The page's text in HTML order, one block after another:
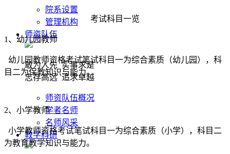
院系设置
管理机构
师资队伍
敢为人先 实事求是
志存高远 追求卓越
师资队伍概况
学者名师
名师风采
教学科研
考试科目一览
1、幼儿园教师
幼儿园教师资格考试笔试科目一为综合素质（幼儿园），科
目二为保教知识与能力。
2、小学教师
小学教师资格考试笔试科目一为综合素质（小学），科目二
为教育教学知识与能力。